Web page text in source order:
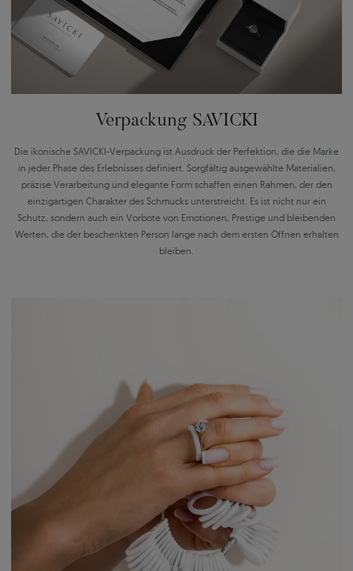
Verpackung SAVICKI
Die ikonische SAVICKI-Verpackung ist Ausdruck der Perfektion, die die Marke
in jeder Phase des Erlebnisses definiert. Sorgfältig ausgewählte Materialien,
präzise Verarbeitung und elegante Form schaffen einen Rahmen, der den
einzigartigen Charakter des Schmucks unterstreicht. Es ist nicht nur ein
Schutz, sondern auch ein Vorbote von Emotionen, Prestige und bleibenden
Werten, die der beschenkten Person lange nach dem ersten Öffnen erhalten
bleiben.